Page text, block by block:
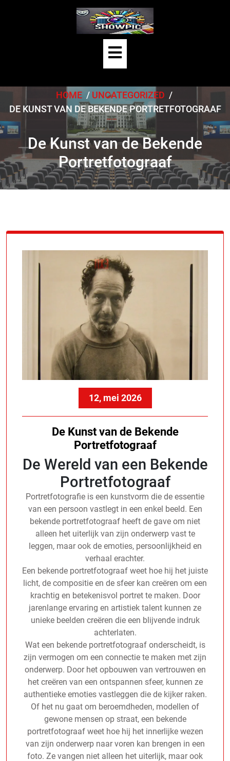
Open
Button
HOME/ UNCATEGORIZED /
DE KUNST VAN DE BEKENDE PORTRETFOTOGRAAF
De Kunst van de Bekende
Portretfotograaf
12, mei 2026
De Kunst van de Bekende
Portretfotograaf
De Wereld van een Bekende
Portretfotograaf
Portretfotografie is een kunstvorm die de essentie
van een persoon vastlegt in een enkel beeld. Een
bekende portretfotograaf heeft de gave om niet
alleen het uiterlijk van zijn onderwerp vast te
leggen, maar ook de emoties, persoonlijkheid en
verhaal erachter.
Een bekende portretfotograaf weet hoe hij het juiste
licht, de compositie en de sfeer kan creëren om een
krachtig en betekenisvol portret te maken. Door
jarenlange ervaring en artistiek talent kunnen ze
unieke beelden creëren die een blijvende indruk
achterlaten.
Wat een bekende portretfotograaf onderscheidt, is
zijn vermogen om een connectie te maken met zijn
onderwerp. Door het opbouwen van vertrouwen en
het creëren van een ontspannen sfeer, kunnen ze
authentieke emoties vastleggen die de kijker raken.
Of het nu gaat om beroemdheden, modellen of
gewone mensen op straat, een bekende
portretfotograaf weet hoe hij het innerlijke wezen
van zijn onderwerp naar voren kan brengen in een
foto. Ze vangen niet alleen het uiterlijk, maar ook